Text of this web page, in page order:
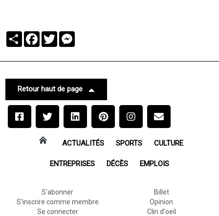
PartagerFacebook
Twitter
Retour haut de page
ACTUALITÉS SPORTS CULTURE
ENTREPRISES DÉCÈS EMPLOIS
S'abonner
S'inscrire comme membre
Se connecter
Billet
Opinion
Clin d'oeil